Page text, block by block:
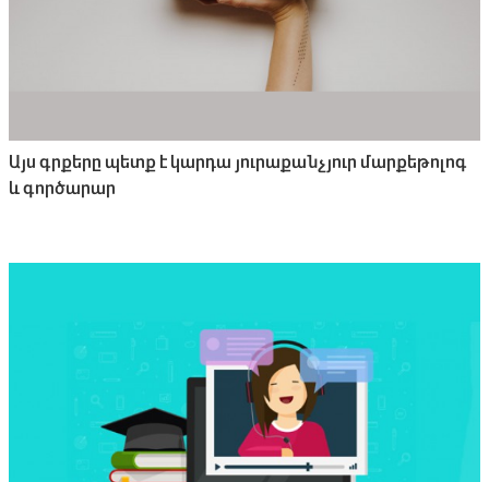
Այս գրքերը պետք է կարդա յուրաքանչյուր մարքեթոլոգ
և գործարար